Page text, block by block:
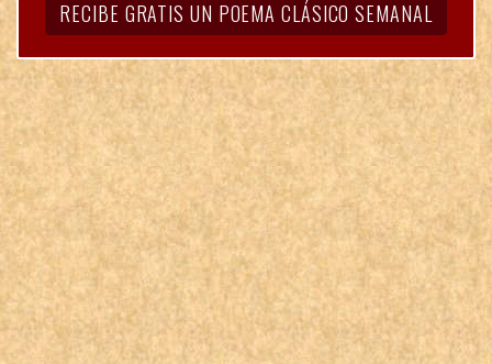
RECIBE GRATIS UN POEMA CLÁSICO SEMANAL